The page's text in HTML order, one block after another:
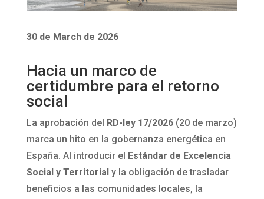
30 de March de 2026
Hacia un marco de
certidumbre para el retorno
social
La aprobación del RD-ley 17/2026(20 de marzo)
marca un hito en la gobernanza energética en
España. Al introducir el Estándar de Excelencia
Social y Territorial y la obligación de trasladar
beneficios a las comunidades locales, la